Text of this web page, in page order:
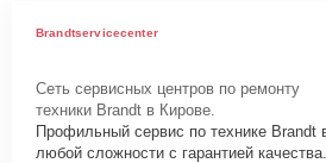
Brandtservicecenter
Сеть сервисных центров по ремонту
техники Brandt в Кирове.
Профильный сервис по технике Brandt
любой сложности с гарантией качества.